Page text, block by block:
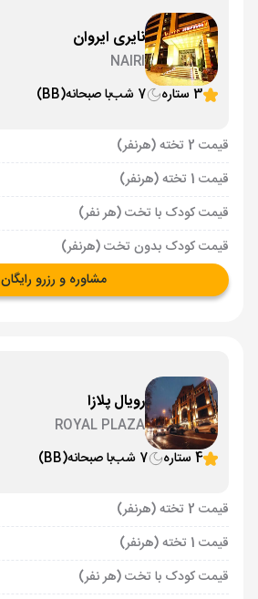
نایری ایروان
NAIRI
3 ستاره
7 شب با صبحانه(BB)
قیمت 2 تخته (هرنفر)
قیمت 1 تخته (هرنفر)
قیمت کودک با تخت (هر نفر)
قیمت کودک بدون تخت (هرنفر)
مشاوره و رزرو رایگان
رویال پلازا
ROYAL PLAZA
4 ستاره
7 شب با صبحانه(BB)
قیمت 2 تخته (هرنفر)
قیمت 1 تخته (هرنفر)
قیمت کودک با تخت (هر نفر)